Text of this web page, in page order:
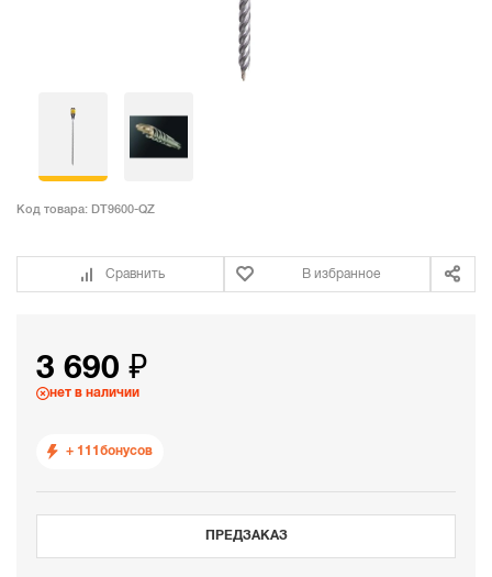
Код товара: DT9600-QZ
Сравнить В избранное
3 690 ₽
нет в наличии
+ 111 бонусов
ПРЕДЗАКАЗ